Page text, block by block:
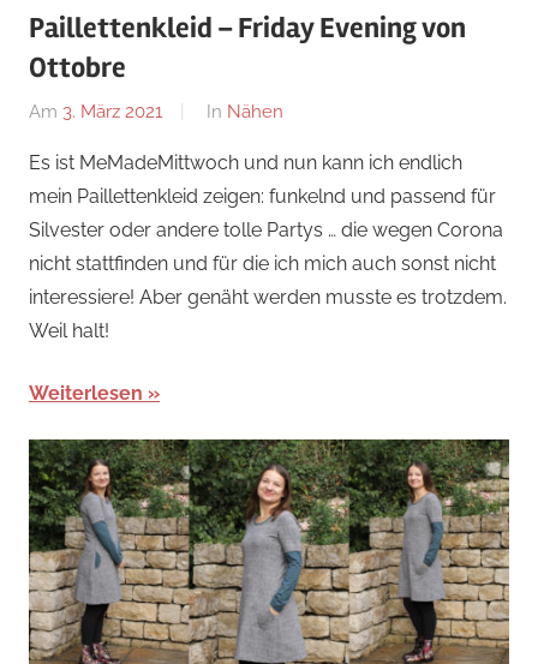
Paillettenkleid – Friday Evening von
Ottobre
Am 3. März 2021
Von
In Nähen
Es ist MeMadeMittwoch und nun kann ich endlich
mein Paillettenkleid zeigen: funkelnd und passend für
Silvester oder andere tolle Partys … die wegen Corona
nicht stattfinden und für die ich mich auch sonst nicht
interessiere! Aber genäht werden musste es trotzdem.
Weil halt!
Weiterlesen